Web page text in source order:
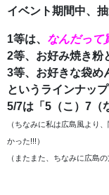
イベント期間中、
1等は、 なんだって
2等、お好み焼き粉
3等、お好きな袋め
というラインナップ
5/7は「5（こ）7（
（ちなみに私は広島風より
かった!!!）
（またまた、ちなみに広島